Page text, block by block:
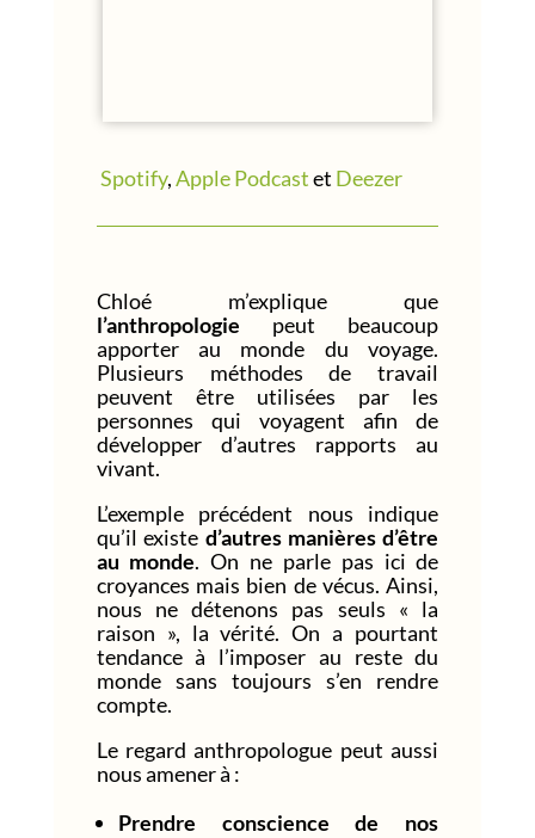
Spotify,Apple Podcastet Deezer
Chloé m’explique que
l’anthropologie peut beaucoup
apporter au monde du voyage.
Plusieurs méthodes de travail
peuvent être utilisées par les
personnes qui voyagent afin de
développer d’autres rapports au
vivant.
L’exemple précédent nous indique
qu’il existe d’autres manières d’être
au monde. On ne parle pas ici de
croyances mais bien de vécus. Ainsi,
nous ne détenons pas seuls « la
raison », la vérité. On a pourtant
tendance à l’imposer au reste du
monde sans toujours s’en rendre
compte.
Le regard anthropologue peut aussi
nous amener à :
Prendre conscience de nos